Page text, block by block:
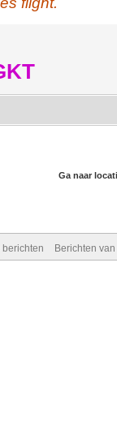
Ga naar
berichten Berichten